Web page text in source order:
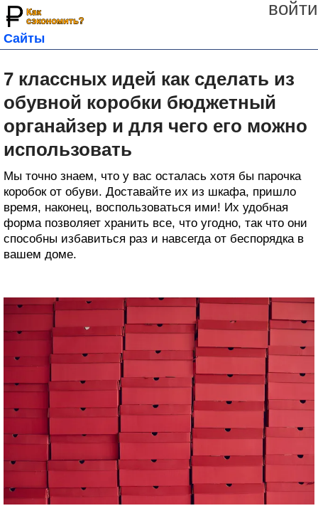
войти
Сайты
7 классных идей как сделать из
обувной коробки бюджетный
органайзер и для чего его можно
использовать
Мы точно знаем, что у вас осталась хотя бы парочка
коробок от обуви. Доставайте их из шкафа, пришло
время, наконец, воспользоваться ими! Их удобная
форма позволяет хранить все, что угодно, так что они
способны избавиться раз и навсегда от беспорядка в
вашем доме.